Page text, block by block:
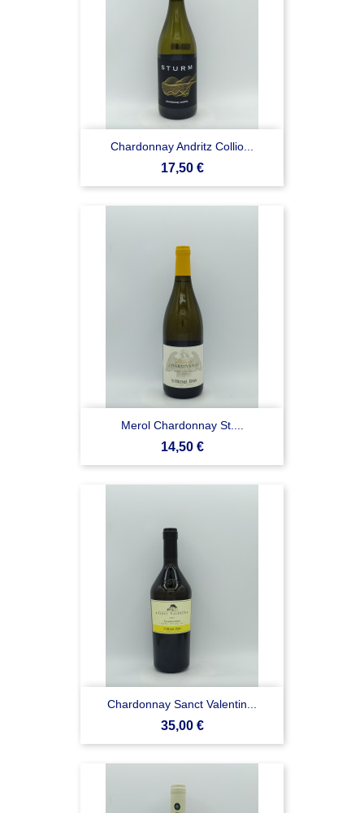
Chardonnay Andritz Collio...
Prezzo
17,50 €
Merol Chardonnay St....
Prezzo
14,50 €
Chardonnay Sanct Valentin...
Prezzo
35,00 €